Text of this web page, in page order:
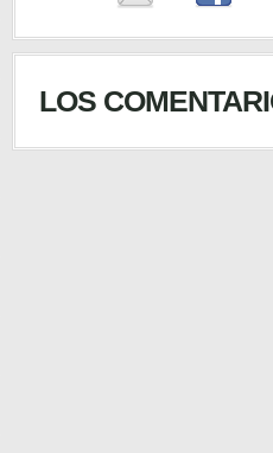
LOS